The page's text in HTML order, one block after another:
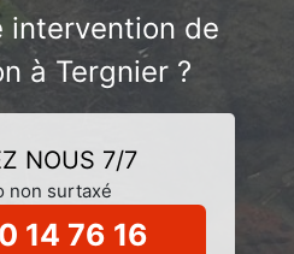
intervention de
à Tergnier ?
NOUS 7/7
non surtaxé
14 76 16